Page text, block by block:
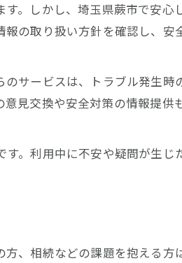
。しかし、埼玉県蕨市で安心
の取り扱い方針を確認し、安
サービスは、トラブル発生時
見交換や安全対策の情報提供
。利用中に不安や疑問が生じ
、相続などの課題を抱える方